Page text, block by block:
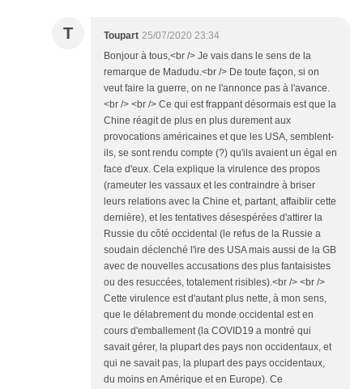
T Toupart 25/07/2020 23:34
Bonjour à tous,<br /> Je vais dans le sens de la
remarque de Madudu.<br /> De toute façon, si on
veut faire la guerre, on ne l'annonce pas à l'avance.
<br /> <br /> Ce qui est frappant désormais est que la
Chine réagit de plus en plus durement aux
provocations américaines et que les USA, semblent-
ils, se sont rendu compte (?) qu'ils avaient un égal en
face d'eux. Cela explique la virulence des propos
(rameuter les vassaux et les contraindre à briser
leurs relations avec la Chine et, partant, affaiblir cette
dernière), et les tentatives désespérées d'attirer la
Russie du côté occidental (le refus de la Russie a
soudain déclenché l'ire des USA mais aussi de la GB
avec de nouvelles accusations des plus fantaisistes
ou des resuccées, totalement risibles).<br /> <br />
Cette virulence est d'autant plus nette, à mon sens,
que le délabrement du monde occidental est en
cours d'emballement (la COVID19 a montré qui
savait gérer, la plupart des pays non occidentaux, et
qui ne savait pas, la plupart des pays occidentaux,
du moins en Amérique et en Europe). Ce